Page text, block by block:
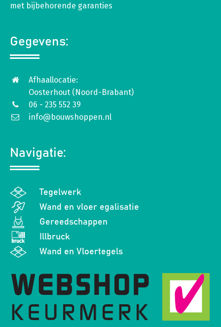
met bijbehorende garanties
Gegevens:
Afhaallocatie:
Oosterhout (Noord-Brabant)
06 - 235 552 39
info@bouwshoppen.nl
Navigatie:
Tegelwerk
Wand en vloer egalisatie
Gereedschappen
Illbruck
Wand en Vloertegels